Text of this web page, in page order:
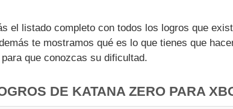
el listado completo con todos los logros que
te mostramos qué es lo que tienes que
para que conozcas su dificultad.
DE KATANA ZERO PARA